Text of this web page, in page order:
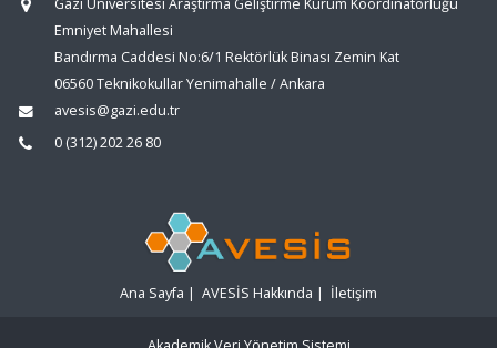
Gazi Üniversitesi Araştırma Geliştirme Kurum Koordinatörlüğü
Emniyet Mahallesi
Bandırma Caddesi No:6/1 Rektörlük Binası Zemin Kat
06560 Teknikokullar Yenimahalle / Ankara
avesis@gazi.edu.tr
0 (312) 202 26 80
Ana Sayfa | AVESİS Hakkında | İletişim